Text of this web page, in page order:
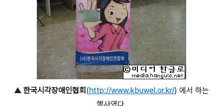
▲ 한국시각장애인협회 (http://www.kbuwel.or.kr/) 에서 하는